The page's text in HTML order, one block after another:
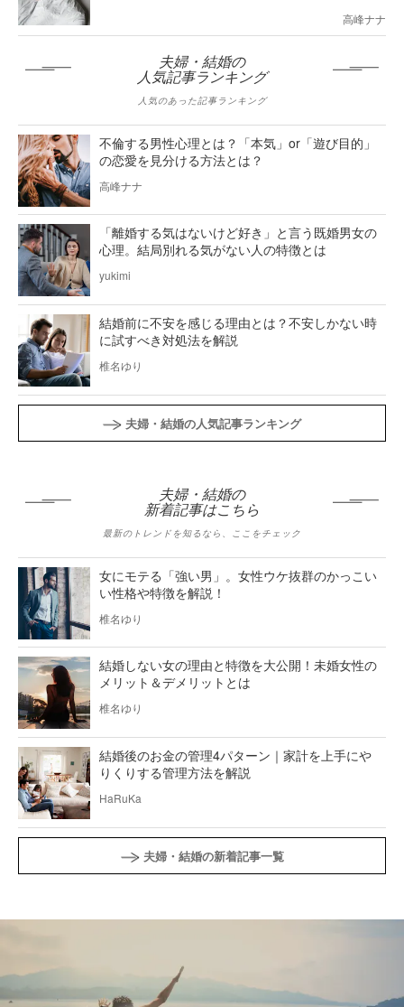
高峰ナナ
夫婦・結婚の
人気記事ランキング
人気のあった記事ランキング
不倫する男性心理とは？「本気」or「遊び目的」
の恋愛を見分ける方法とは？
高峰ナナ
「離婚する気はないけど好き」と言う既婚男女の
心理。結局別れる気がない人の特徴とは
yukimi
結婚前に不安を感じる理由とは？不安しかない時
に試すべき対処法を解説
椎名ゆり
夫婦・結婚の人気記事ランキング
夫婦・結婚の
新着記事はこちら
最新のトレンドを知るなら、ここをチェック
女にモテる「強い男」。女性ウケ抜群のかっこい
い性格や特徴を解説！
椎名ゆり
結婚しない女の理由と特徴を大公開！未婚女性の
メリット＆デメリットとは
椎名ゆり
結婚後のお金の管理4パターン｜家計を上手にや
りくりする管理方法を解説
HaRuKa
夫婦・結婚の新着記事一覧